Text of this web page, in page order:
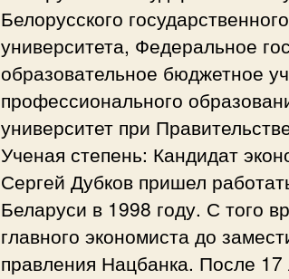
Белорусского
университета, Федеральное
образовательное бюджетное
профессионального
университет при
Ученая степень: Кандидат
Сергей Дубков пришел
Беларуси в 1998 году. С того
главного экономиста до
правления Нацбанка. После